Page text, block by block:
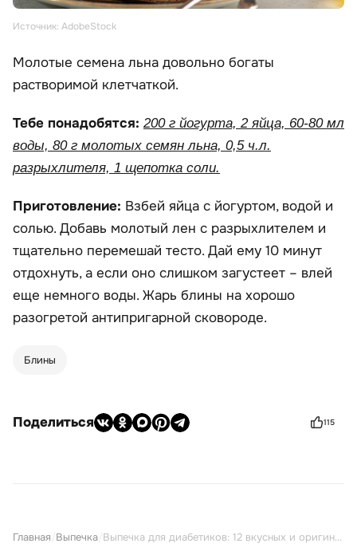
Источник: AdobeStock
Молотые семена льна довольно богаты
растворимой клетчаткой.
Тебе понадобятся: 200 г йогурта, 2 яйца, 60-80 мл
воды, 80 г молотых семян льна, 0,5 ч.л.
разрыхлителя, 1 щепотка соли.
Приготовление: Взбей яйца с йогуртом, водой и
солью. Добавь молотый лен с разрыхлителем и
тщательно перемешай тесто. Дай ему 10 минут
отдохнуть, а если оно слишком загустеет – влей
еще немного воды. Жарь блины на хорошо
разогретой антипригарной сковороде.
Блины
Поделиться 115
Главная Выпечка Выпечка для диабетиков: 12 вкусных и оригинальных рецептов